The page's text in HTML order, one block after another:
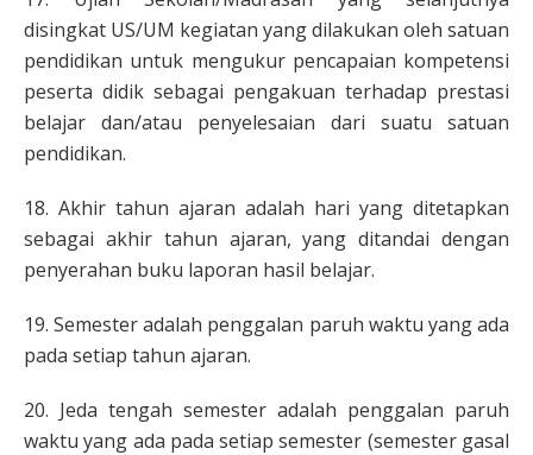
disingkat US/UM kegiatan yang dilakukan oleh satuan
pendidikan untuk mengukur pencapaian kompetensi
peserta didik sebagai pengakuan terhadap prestasi
belajar dan/atau penyelesaian dari suatu satuan
pendidikan.
18. Akhir tahun ajaran adalah hari yang ditetapkan
sebagai akhir tahun ajaran, yang ditandai dengan
penyerahan buku laporan hasil belajar.
19. Semester adalah penggalan paruh waktu yang ada
pada setiap tahun ajaran.
20. Jeda tengah semester adalah penggalan paruh
waktu yang ada pada setiap semester (semester gasal